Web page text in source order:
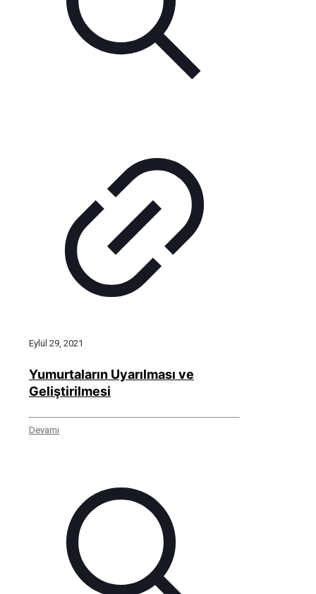
Eylül 29, 2021
Yumurtaların Uyarılması ve
Geliştirilmesi
Devamı